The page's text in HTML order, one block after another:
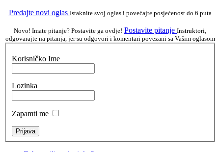
Predajte novi oglas Istaknite svoj oglas i povećajte posjećenost do 6 puta
Novo! Imate pitanje? Postavite ga ovdje! Postavite pitanje Instruktori,
odgovarajte na pitanja, jer su odgovori i komentari povezani sa Vašim oglasom
Korisničko Ime
Lozinka
Zapamti me